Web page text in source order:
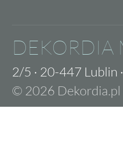
DEKORDIA
2/5 · 20-447 Lublin ·
© 2026 Dekordia.pl